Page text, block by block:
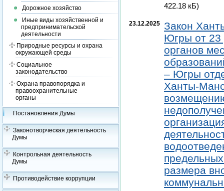
Дорожное хозяйство
Иные виды хозяйственной и
предпринимательской
деятельности
Природные ресурсы и охрана
окружающей среды
Социальное
законодательство
Охрана правопорядка и
правоохранительные
органы
Постановления Думы
Законотворческая деятельность
Думы
Контрольная деятельность
Думы
Противодействие коррупции
422.18 кБ)
23.12.2025
Закон
Югры от 23
органов
– Югры
Ханты-
размера